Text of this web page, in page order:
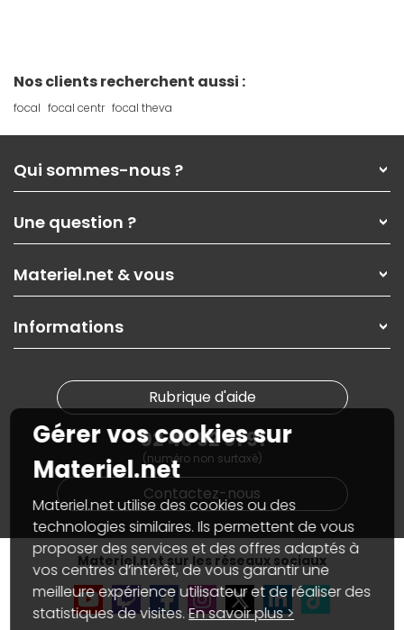
Nos clients recherchent aussi :
focal focal centr focal theva
Qui sommes-nous ?
Nos services
Les magasins Materiel.net
Nos solutions pour les pros
Contactez-nous
Une question ?
Paiement, livraison
Garanties,Pack Zen
SAV, demander un retour
Informations
Materiel.net & vous
On rachète votre carte graphique
PC sur mesure : Votre RDV personnalisé
Materiel.net recrute
Notre programme d'affiliation
Partenariat & Sponsoring
Informations
Nos marques
Conditions générales de vente
Marketplace
Informations légales
Données personnellesetcookies
Gérer vos cookies
Accessibilité : non conforme
Rubrique d'aide
02 40 92 91 91
(numéro non surtaxé)
Contactez-nous
Materiel.net sur les réseaux sociaux
Gérer vos cookies sur
Materiel.net
Materiel.net utilise des cookies ou des
technologies similaires. Ils permettent de vous
proposer des services et des offres adaptés à
vos centres d’intérêt, de vous garantir une
meilleure expérience utilisateur et de réaliser des
statistiques de visites.En savoir plus >